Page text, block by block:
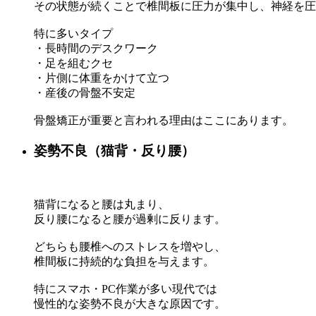
その状態が続くことで椎間板に圧力が集中し、神経を
特に多いタイプ
・長時間のデスクワーク
・足を組むクセ
・片側に体重をかけて立つ
・産後の骨盤不安定
骨盤矯正が重要と言われる理由はここにあります。
姿勢不良（猫背・反り腰）
猫背になると腰は丸まり、
反り腰になると腰が過剰に反ります。
どちらも腰椎へのストレスを増やし、
椎間板に持続的な負担を与えます。
特にスマホ・PC作業が多い現代では
慢性的な姿勢不良が大きな原因です。